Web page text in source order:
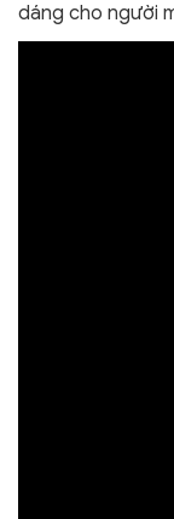
dáng cho người